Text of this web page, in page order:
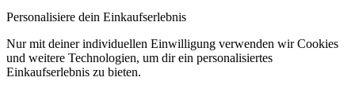
Personalisiere dein Einkaufserlebnis
Nur mit deiner individuellen Einwilligung verwenden wir Cookies
und weitere Technologien, um dir ein personalisiertes
Einkaufserlebnis zu bieten.